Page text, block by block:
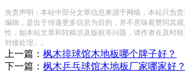
免责声明：本站中部分文章信息来源于网络，本站只负责
编辑，是出于传递更多信息为目的，并不意味着赞同其
性，如本站文章和转稿涉及版权等问题，请作者在及时
对接处理。。
上一篇： 枫木排球馆木地板哪个牌子好？
下一篇： 枫木乒乓球馆木地板厂家哪家好？